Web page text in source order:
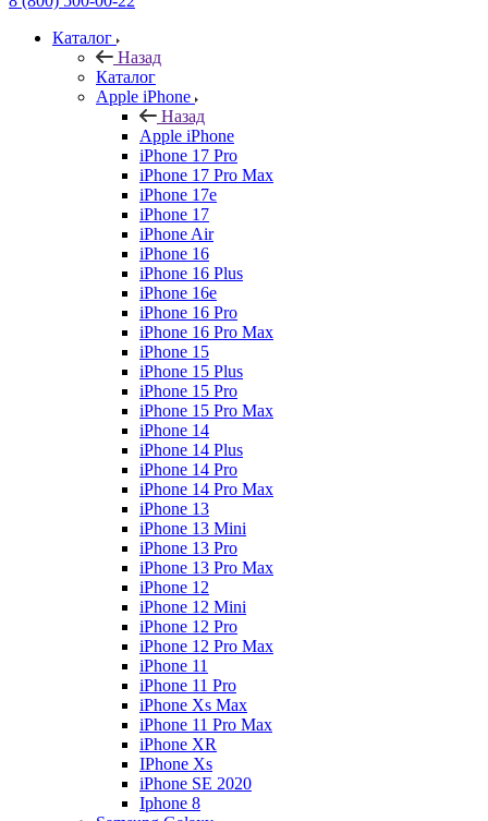
Каталог
Назад
Каталог
Apple iPhone
Назад
Apple iPhone
iPhone 17 Pro
iPhone 17 Pro Max
iPhone 17e
iPhone 17
iPhone Air
iPhone 16
iPhone 16 Plus
iPhone 16e
iPhone 16 Pro
iPhone 16 Pro Max
iPhone 15
iPhone 15 Plus
iPhone 15 Pro
iPhone 15 Pro Max
iPhone 14
iPhone 14 Plus
iPhone 14 Pro
iPhone 14 Pro Max
iPhone 13
iPhone 13 Mini
iPhone 13 Pro
iPhone 13 Pro Max
iPhone 12
iPhone 12 Mini
iPhone 12 Pro
iPhone 12 Pro Max
iPhone 11
iPhone 11 Pro
iPhone Xs Max
iPhone 11 Pro Max
iPhone XR
IPhone Xs
iPhone SE 2020
Iphone 8